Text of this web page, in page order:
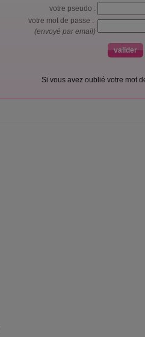
votre pseudo :
votre mot de passe :
(envoyé par email)
Si vous avez oublié votre mot